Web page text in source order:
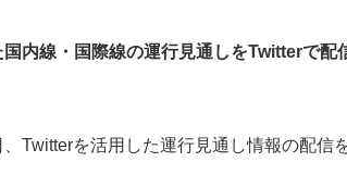
内線・国際線の運行見通しをTwitterで配
Twitterを活用した運行見通し情報の配信を